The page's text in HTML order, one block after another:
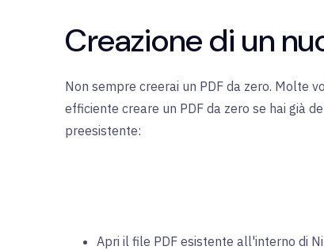
Creazione di un
Non sempre creerai un PDF da zero. Molte
efficiente creare un PDF da zero se hai già
preesistente:
Apri il file PDF esistente all'interno di